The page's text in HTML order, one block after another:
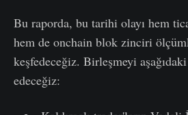
Bu raporda, bu tarihi olayı hem
hem de onchain blok zinciri
keşfedeceğiz. Birleşmeyi
edeceğiz: